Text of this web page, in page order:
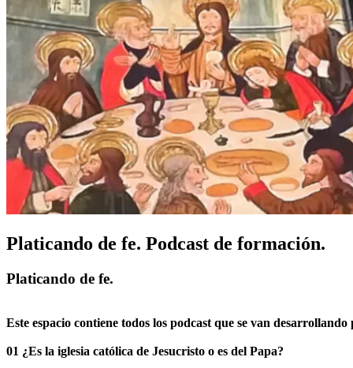
Platicando de fe. Podcast de formación.
Platicando de fe.
Este espacio contiene todos los podcast que se van
01 ¿Es la iglesia católica de Jesucristo o es del Papa?